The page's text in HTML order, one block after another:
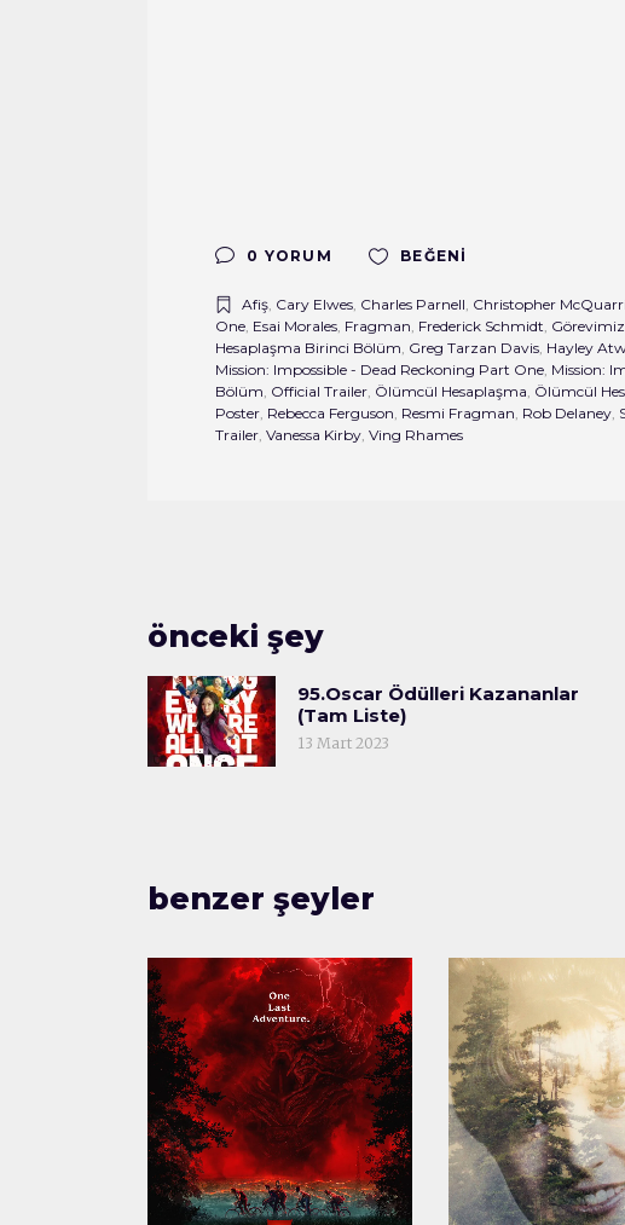
0 YORUM BEĞENI
Afiş, Cary Elwes, Charles Parnell, Christopher
One, Esai Morales, Fragman, Frederick Schmidt,
Hesaplaşma Birinci Bölüm, Greg Tarzan Davis, Hayley
Mission: Impossible - Dead Reckoning Part One, Mission:
Bölüm, Official Trailer, Ölümcül Hesaplaşma, Ölümcül
Poster, Rebecca Ferguson, Resmi Fragman, Rob Delaney,
Trailer, Vanessa Kirby, Ving Rhames
önceki şey
95.Oscar Ödülleri Kazananlar
(Tam Liste)
13 Mart 2023
benzer şeyler